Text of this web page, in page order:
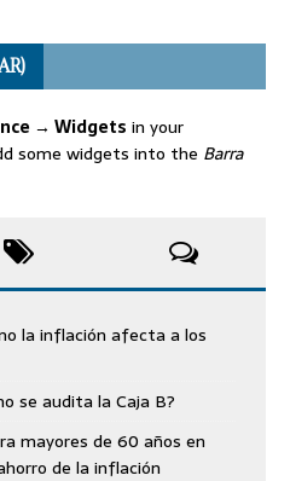
→ Widgets in your
some widgets into the Barra
la inflación afecta a los
se audita la Caja B?
mayores de 60 años en
de la inflación